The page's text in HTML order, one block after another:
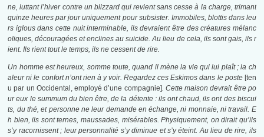
ne, luttant l’hiver contre un blizzard qui revient sans cesse à la charge, trimant
quinze heures par jour uniquement pour subsister. Immobiles, blottis dans leu
rs iglous dans cette nuit interminable, ils devraient être des créatures mélanc
oliques, découragées et enclines au suicide. Au lieu de cela, ils sont gais, ils r
ient. Ils rient tout le temps, ils ne cessent de rire.
Un homme est heureux, somme toute, quand il mène la vie qui lui plaît ; la ch
aleur ni le confort n’ont rien à y voir. Regardez ces Eskimos dans le poste [ten
u par un Occidental, employé d’une compagnie]. Cette maison devrait être po
ur eux le summum du bien être, de la détente : ils ont chaud, ils ont des biscui
ts, du thé, et personne ne leur demande en échange, ni monnaie, ni travail. E
h bien, ils sont ternes, maussades, misérables. Physiquement, on dirait qu’ils
s’y racornissent ; leur personnalité s’y diminue et s’y éteint. Au lieu de rire, ils